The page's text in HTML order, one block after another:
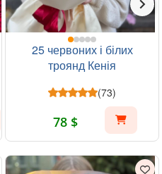
25 червоних і білих
троянд Кенія
(73)
78 $